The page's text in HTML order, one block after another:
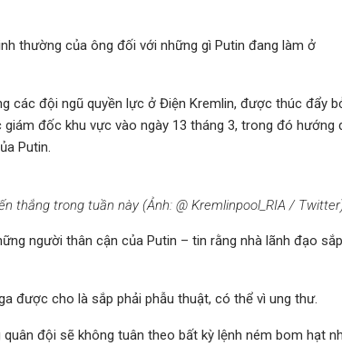
thường của ông đối với những gì Putin đang làm ở
các đội ngũ quyền lực ở Điện Kremlin, được thúc đẩy
đốc khu vực vào ngày 13 tháng 3, trong đó hướng
Putin.
thắng trong tuần này (Ảnh: @ Kremlinpool_RIA /
người thân cận của Putin – tin rằng nhà lãnh đạo sắp
được cho là sắp phải phẫu thuật, có thể vì ung thư.
đội sẽ không tuân theo bất kỳ lệnh ném bom hạt